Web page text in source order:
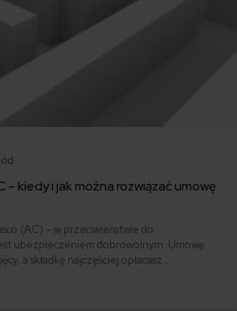
– kiedy i jak można rozwiązać umowę
(AC) – w przeciwieństwie do
ubezpieczeniem dobrowolnym. Umowę
a składkę najczęściej opłacasz
się sprzedać samochód w trakcie trwania